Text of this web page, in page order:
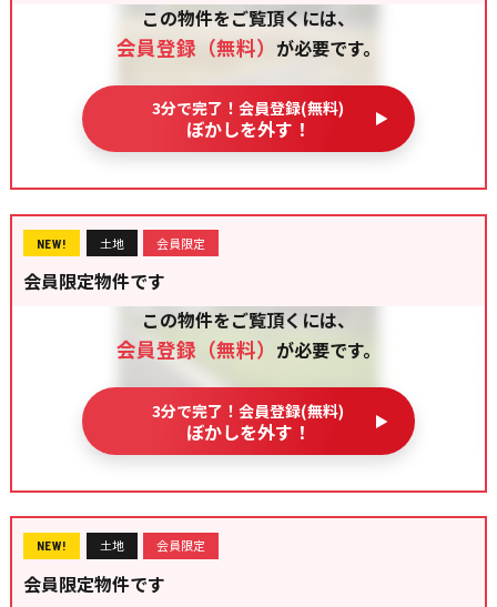
この物件をご覧頂くには、
会員登録（無料） が必要です。
3分で完了！会員登録(無料)
ぼかしを外す！
NEW! 土地 会員限定
会員限定物件です
この物件をご覧頂くには、
会員登録（無料） が必要です。
3分で完了！会員登録(無料)
ぼかしを外す！
NEW! 土地 会員限定
会員限定物件です